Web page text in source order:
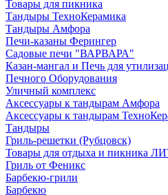
Товары для пикника
Тандыры ТехноКерамика
Тандыры Амфора
Печи-казаны Ферингер
Садовые печи "ВАРВАРА"
Казан-мангал и Печь для
Печного Оборудования
Уличный комплекс
Аксессуары к тандырам Амфора
Аксессуары к тандырам
Тандыры
Гриль-решетки (Рубцовск)
Товары для отдыха и пикника
Гриль от Феникс
Барбекю-грили
Барбекю